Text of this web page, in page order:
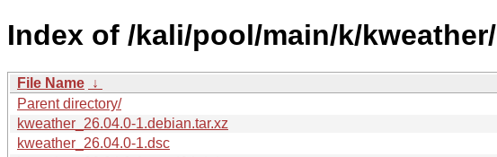
Index of /kali/pool/main/k/kweather/
File Name ↓
Parent directory/
kweather_26.04.0-1.debian.tar.xz
kweather_26.04.0-1.dsc